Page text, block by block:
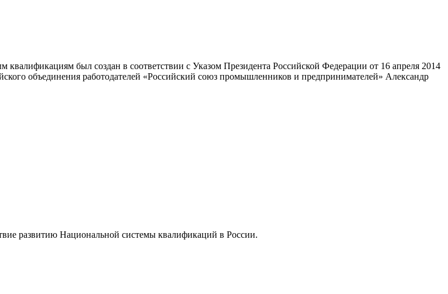
был создан в соответствии с Указом Президента Российской Федерации от 16 апреля 2014
объединения работодателей «Российский союз промышленников и предпринимателей» Александр
развитию Национальной системы квалификаций в России.